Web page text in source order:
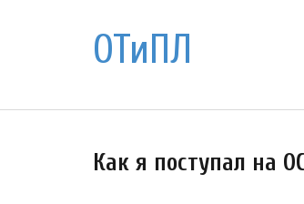
ОТиПЛ
Как я поступал на